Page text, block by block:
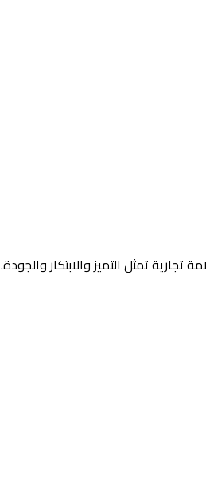
تمثل التميز والابتكار والجودة.